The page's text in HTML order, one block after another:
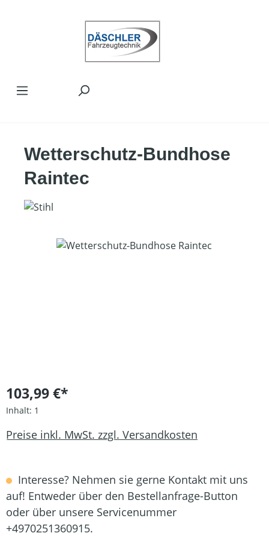
Wetterschutz-Bundhose
Raintec
Bildergalerie überspringen
103,99 €*
Inhalt: 1
Preise inkl. MwSt. zzgl. Versandkosten
Interesse? Nehmen sie gerne Kontakt mit uns
auf! Entweder über den Bestellanfrage-Button
oder über unsere Servicenummer
+4970251360915.